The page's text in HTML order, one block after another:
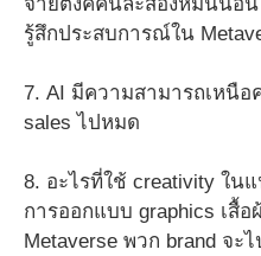
รู้สึกประสบการณ์ใน
7. AI มีความสามารถเหนือ
sales ไปหมด
8. อะไรที่ใช้ creativity ใน
การออกแบบ graphics เสื้
Metaverse พวก brand จะ